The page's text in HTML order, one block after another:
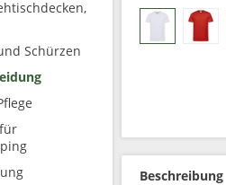
Schürzen
Beschreibung